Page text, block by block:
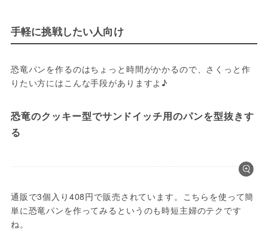
手軽に挑戦したい人向け
恐竜パンを作るのはちょっと時間がかかるので、さくっと作
りたい方にはこんな手段がありますよ♪
恐竜のクッキー型でサンドイッチ用のパンを型抜きす
る
通販で3個入り408円で販売されています。こちらを使って簡
単に恐竜パンを作ってみるというのも時短主婦のテクです
ね。